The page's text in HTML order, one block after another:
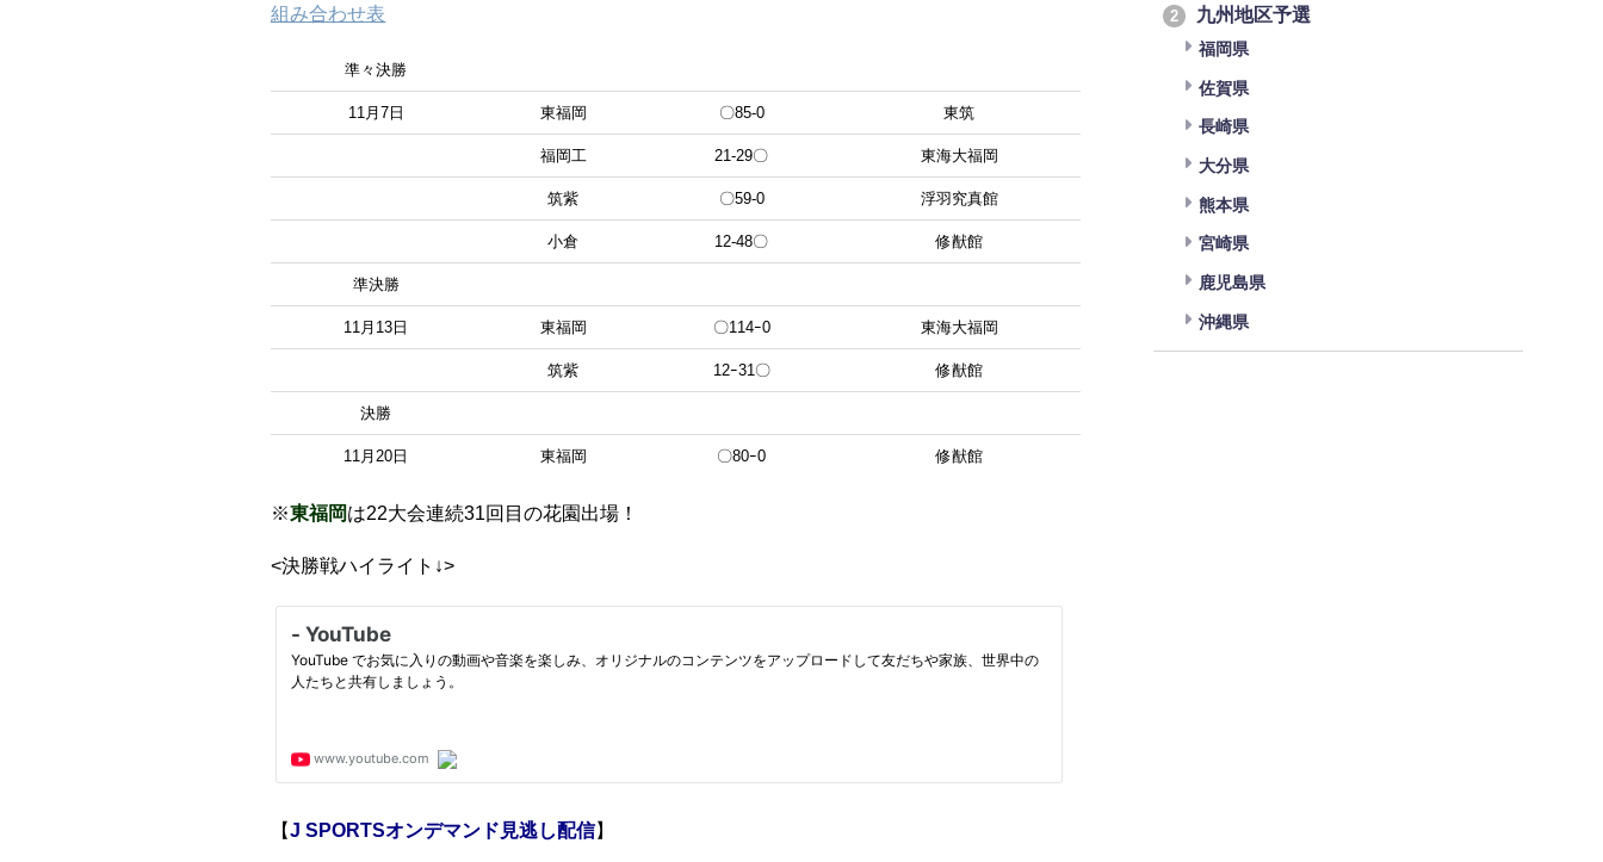
組み合わせ表
準々決勝
11月7日 東福岡 〇85-0 東筑
福岡工 21-29〇 東海大福岡
筑紫 〇59-0 浮羽究真館
小倉 12-48〇 修猷館
準決勝
11月13日 東福岡 〇114ｰ0 東海大福岡
筑紫 12ｰ31〇 修猷館
決勝
11月20日 東福岡 〇80ｰ0 修猷館
※東福岡は22大会連続31回目の花園出場！
<決勝戦ハイライト↓>
【J SPORTSオンデマンド見逃し配信】
2 九州地区予選
福岡県
佐賀県
長崎県
大分県
熊本県
宮崎県
鹿児島県
沖縄県